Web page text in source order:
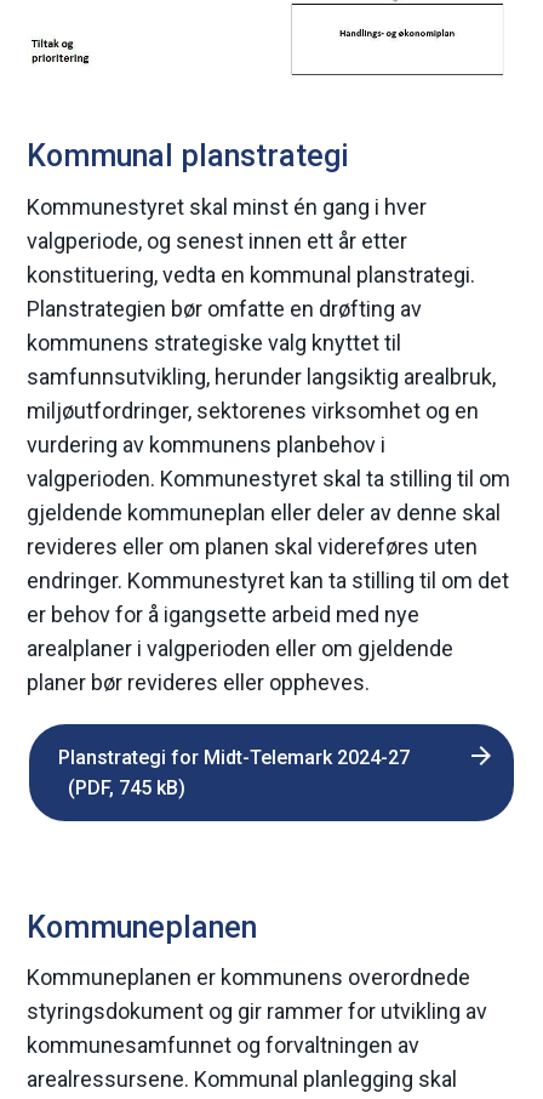
e
Kommunal planstrategi
Kommunestyret skal minst én gang i hver
valgperiode, og senest innen ett år etter
konstituering, vedta en kommunal planstrategi.
Planstrategien bør omfatte en drøfting av
kommunens strategiske valg knyttet til
samfunnsutvikling, herunder langsiktig arealbruk,
miljøutfordringer, sektorenes virksomhet og en
vurdering av kommunens planbehov i
valgperioden. Kommunestyret skal ta stilling til om
gjeldende kommuneplan eller deler av denne skal
revideres eller om planen skal videreføres uten
endringer. Kommunestyret kan ta stilling til om det
er behov for å igangsette arbeid med nye
arealplaner i valgperioden eller om gjeldende
planer bør revideres eller oppheves.
Planstrategi for Midt-Telemark 2024-27
(PDF, 745 kB)
Kommuneplanen
Kommuneplanen er kommunens overordnede
styringsdokument og gir rammer for utvikling av
kommunesamfunnet og forvaltningen av
arealressursene. Kommunal planlegging skal